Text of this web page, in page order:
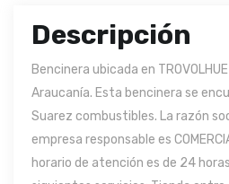
Descripción
Bencinera ubicada en
Araucanía. Esta bencinera se
Suarez combustibles. La razón
empresa responsable es
horario de atención es de 24